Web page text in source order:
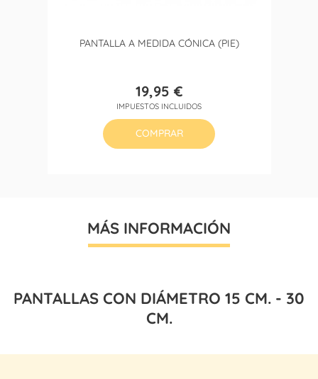
PANTALLA A MEDIDA CÓNICA (PIE)
Precio
19,95 €
IMPUESTOS INCLUIDOS
COMPRAR
MÁS INFORMACIÓN
PANTALLAS CON DIÁMETRO 15 CM. - 30
CM.